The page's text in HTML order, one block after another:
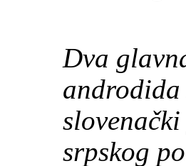
Dva
androdida
srpskog